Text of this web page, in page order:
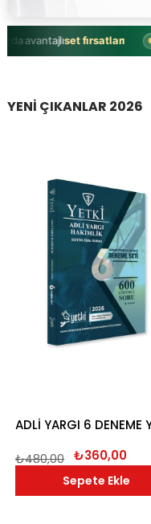
avantajlıset fırsatları
YENİ ÇIKANLAR 2026
₺360,00
₺480,00
Sepete Ekle